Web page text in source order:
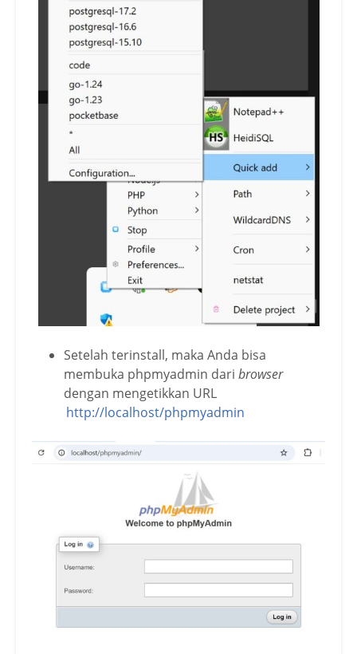
Setelah terinstall, maka Anda bisa
membuka phpmyadmin dari browser
dengan mengetikkan URL
http://localhost/phpmyadmin